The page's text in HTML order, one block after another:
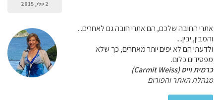
2 יולי, 2015
אתרי החובה שלכם, הם אתרי חובה גם לאחרים...
והמבין, יבין....
ולדעתי הם לא יפים יותר מאחרים, כך שלא
מפסידים כלום.
כרמית וייס (Carmit Weiss)
מנהלת האתר והפורום